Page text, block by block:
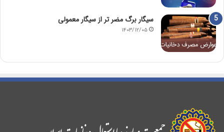
سیگار برگ مضر تر از سیگار معمولی
۱۴۰۳/۱۲/۰۵